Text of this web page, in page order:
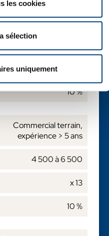
les cookies
sélection
uniquement
expérience < 5 ans
10 %
Commercial terrain,
expérience > 5 ans
4 500 à 6 500
x 13
10 %